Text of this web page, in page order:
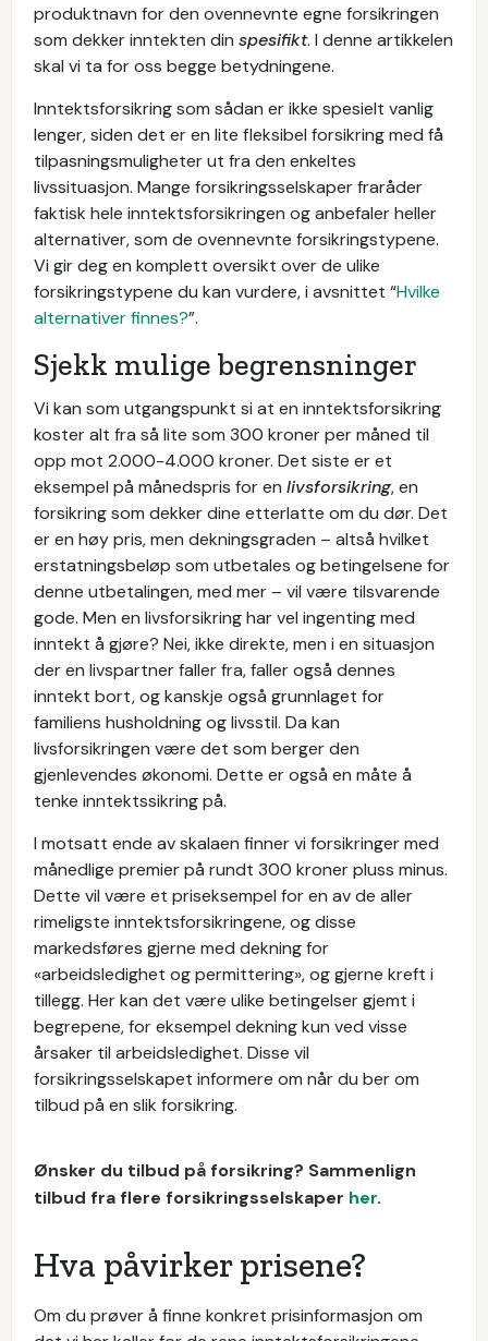
produktnavn for den ovennevnte egne forsikringen
som dekker inntekten din spesifikt. I denne artikkelen
skal vi ta for oss begge betydningene.
Inntektsforsikring som sådan er ikke spesielt vanlig
lenger, siden det er en lite fleksibel forsikring med få
tilpasningsmuligheter ut fra den enkeltes
livssituasjon. Mange forsikringsselskaper fraråder
faktisk hele inntektsforsikringen og anbefaler heller
alternativer, som de ovennevnte forsikringstypene.
Vi gir deg en komplett oversikt over de ulike
forsikringstypene du kan vurdere, i avsnittet “Hvilke
alternativer finnes?”.
Sjekk mulige begrensninger
Vi kan som utgangspunkt si at en inntektsforsikring
koster alt fra så lite som 300 kroner per måned til
opp mot 2.000-4.000 kroner. Det siste er et
eksempel på månedspris for en livsforsikring, en
forsikring som dekker dine etterlatte om du dør. Det
er en høy pris, men dekningsgraden – altså hvilket
erstatningsbeløp som utbetales og betingelsene for
denne utbetalingen, med mer – vil være tilsvarende
gode. Men en livsforsikring har vel ingenting med
inntekt å gjøre? Nei, ikke direkte, men i en situasjon
der en livspartner faller fra, faller også dennes
inntekt bort, og kanskje også grunnlaget for
familiens husholdning og livsstil. Da kan
livsforsikringen være det som berger den
gjenlevendes økonomi. Dette er også en måte å
tenke inntektssikring på.
I motsatt ende av skalaen finner vi forsikringer med
månedlige premier på rundt 300 kroner pluss minus.
Dette vil være et priseksempel for en av de aller
rimeligste inntektsforsikringene, og disse
markedsføres gjerne med dekning for
«arbeidsledighet og permittering», og gjerne kreft i
tillegg. Her kan det være ulike betingelser gjemt i
begrepene, for eksempel dekning kun ved visse
årsaker til arbeidsledighet. Disse vil
forsikringsselskapet informere om når du ber om
tilbud på en slik forsikring.
Ønsker du tilbud på forsikring? Sammenlign
tilbud fra flere forsikringsselskaper her.
Hva påvirker prisene?
Om du prøver å finne konkret prisinformasjon om